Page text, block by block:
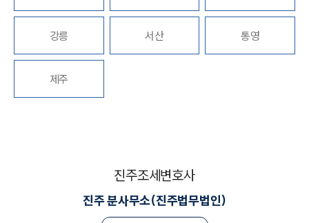
강릉 서산 통영
제주
진주조세변호사
진주 분사무소(진주법무법인)